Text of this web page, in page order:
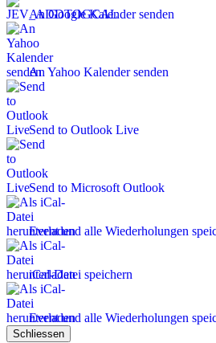
An Google Kalender senden
An Yahoo Kalender senden
Send to Outlook Live
Send to Microsoft Outlook
Event und alle Wiederholungen
iCal-Datei speichern
Event und alle Wiederholungen
Schliessen